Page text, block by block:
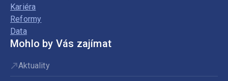
Kariéra
Reformy
Data
Mohlo by Vás zajímat
Aktuality